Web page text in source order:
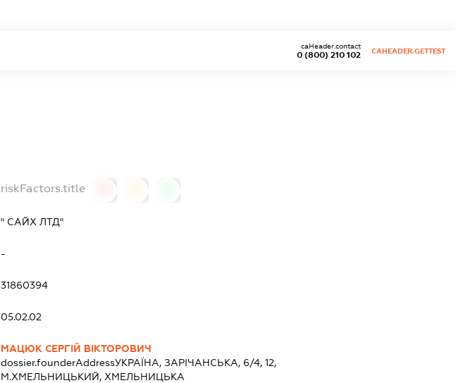
0 (800) 210 102
caHeader.contact
CAHEADER.GETTEST
riskFactors.title
" САЙХ ЛТД"
-
31860394
05.02.02
МАЦЮК СЕРГІЙ ВІКТОРОВИЧ
dossier.founderAddressУКРАЇНА, ЗАРІЧАНСЬКА, 6/4, 12,
М.ХМЕЛЬНИЦЬКИЙ, ХМЕЛЬНИЦЬКА